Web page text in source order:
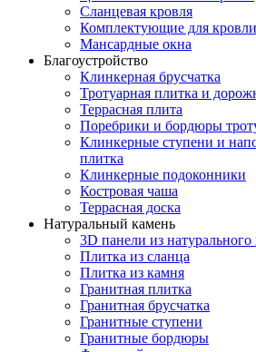
Сланцевая кровля
Комплектующие для кровли
Мансардные окна
Благоустройство
Клинкерная брусчатка
Тротуарная плитка и
Террасная плита
Поребрики и бордюры
Клинкерные ступени и
плитка
Клинкерные подоконники
Костровая чаша
Террасная доска
Натуральный камень
3D панели из натурального
Плитка из сланца
Плитка из камня
Гранитная плитка
Гранитная брусчатка
Гранитные ступени
Гранитные бордюры